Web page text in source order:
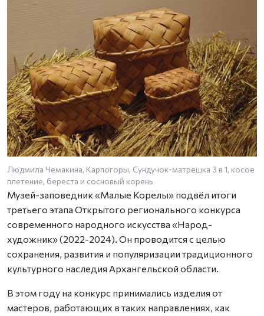
Людмила Чемакина, Карпогоры, Сундучок-матрешка 3 в 1, косое
плетение, береста и сосновый корень
Музей-заповедник «Малые Корелы» подвёл итоги
третьего этапа Открытого регионального конкурса
современного народного искусства «Народ-
художник» (2022-2024). Он проводится с целью
сохранения, развития и популяризации традиционного
культурного наследия Архангельской области.
В этом году на конкурс принимались изделия от
мастеров, работающих в таких направлениях, как